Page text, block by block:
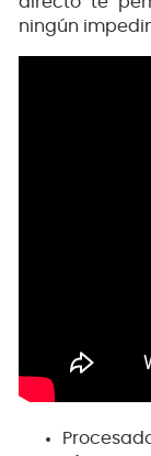
ningún